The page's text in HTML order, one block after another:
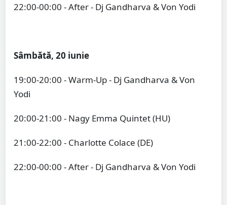
22:00-00:00 - After - Dj Gandharva & Von Yodi
Sâmbătă, 20 iunie
19:00-20:00 - Warm-Up - Dj Gandharva & Von
Yodi
20:00-21:00 - Nagy Emma Quintet (HU)
21:00-22:00 - Charlotte Colace (DE)
22:00-00:00 - After - Dj Gandharva & Von Yodi